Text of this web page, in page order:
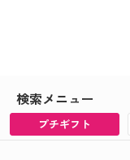
まだ間に合う
母の日にオリ
検索メニュー
プチギフト